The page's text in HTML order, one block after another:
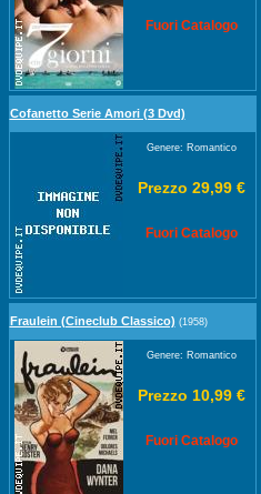
Fuori Catalogo
Cofanetto Serie Amori (3 Dvd)
Genere: Romantico
Prezzo 29,99 €
Fuori Catalogo
Fraulein (Cineclub Classico) (1958)
Genere: Romantico
Prezzo 10,99 €
Fuori Catalogo